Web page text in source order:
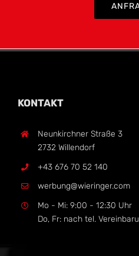
KONTAKT
Neunkirchner Straße 3
2732 Willendorf
+43 676 70 52 140
werbung@wieringer.com
Mo - Mi: 9:00 - 12:30 Uhr
Do, Fr: nach tel.